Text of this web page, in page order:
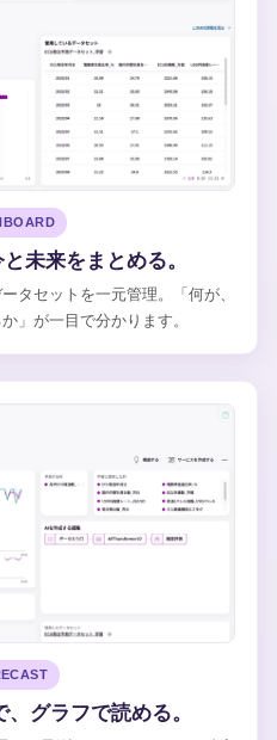
未来をまとめる。
タセットを一元管理。「何が、
」が一目で分かります。
グラフで読める。